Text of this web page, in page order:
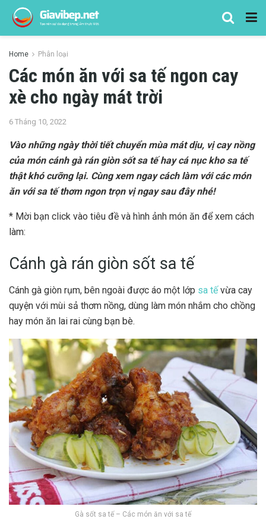
Home Phân loại
Các món ăn với sa tế ngon cay
xè cho ngày mát trời
6 Tháng 10, 2022
Vào những ngày thời tiết chuyển mùa mát dịu, vị cay nồng
của món cánh gà rán giòn sốt sa tế hay cá nục kho sa tế
thật khó cưỡng lại. Cùng xem ngay cách làm vớicác món
ăn với sa tế thơm ngon trọn vị ngay sau đây nhé!
* Mời bạn click vào tiêu đề và hình ảnh món ăn để xem cách
làm:
Cánh gà rán giòn sốt sa tế
Cánh gà giòn rụm, bên ngoài được áo một lớp sa tếvừa cay
quyện với mùi sả thơm nồng, dùng làm món nhắm cho chồng
hay món ăn lai rai cùng bạn bè.
Gà sốt sa tế – Các món ăn với sa tế